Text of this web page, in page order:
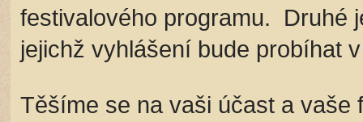
festivalového programu. Druhé
jejichž vyhlášení bude probíhat
Těšíme se na vaši účast a vaše